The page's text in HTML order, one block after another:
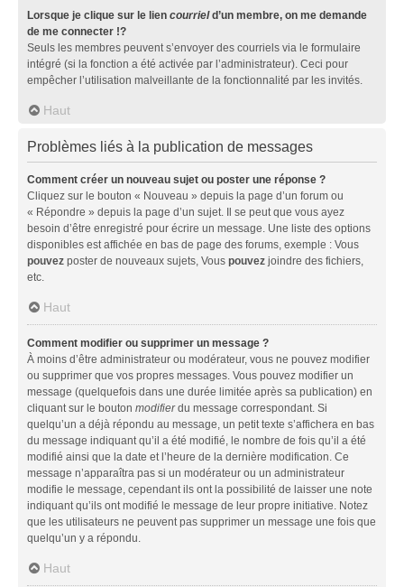
Lorsque je clique sur le lien courrield’un membre, on me demande
de me connecter !?
Seuls les membres peuvent s’envoyer des courriels via le formulaire
intégré (si la fonction a été activée par l’administrateur). Ceci pour
empêcher l’utilisation malveillante de la fonctionnalité par les invités.
Haut
Problèmes liés à la publication de messages
Comment créer un nouveau sujet ou poster une réponse ?
Cliquez sur le bouton « Nouveau » depuis la page d’un forum ou
« Répondre » depuis la page d’un sujet. Il se peut que vous ayez
besoin d’être enregistré pour écrire un message. Une liste des options
disponibles est affichée en bas de page des forums, exemple : Vous
pouvez poster de nouveaux sujets, Vous pouvez joindre des fichiers,
etc.
Haut
Comment modifier ou supprimer un message ?
À moins d’être administrateur ou modérateur, vous ne pouvez modifier
ou supprimer que vos propres messages. Vous pouvez modifier un
message (quelquefois dans une durée limitée après sa publication) en
cliquant sur le bouton modifierdu message correspondant. Si
quelqu’un a déjà répondu au message, un petit texte s’affichera en bas
du message indiquant qu’il a été modifié, le nombre de fois qu’il a été
modifié ainsi que la date et l’heure de la dernière modification. Ce
message n’apparaîtra pas si un modérateur ou un administrateur
modifie le message, cependant ils ont la possibilité de laisser une note
indiquant qu’ils ont modifié le message de leur propre initiative. Notez
que les utilisateurs ne peuvent pas supprimer un message une fois que
quelqu’un y a répondu.
Haut